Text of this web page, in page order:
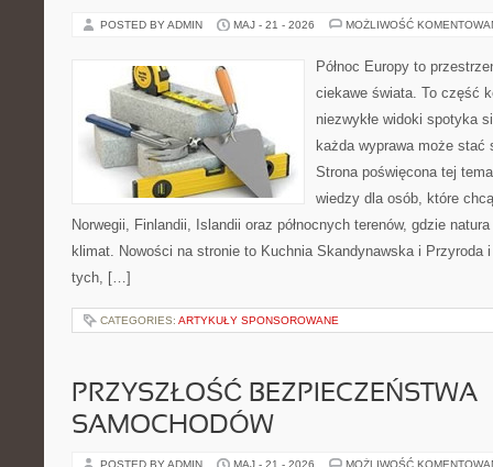
POSTED BY ADMIN MAJ - 21 - 2026 MOŻLIWOŚĆ
Północ Europy to
ciekawe świata. To część
niezwykłe widoki spotyka
każda wyprawa może stać
Strona poświęcona tej
wiedzy dla osób, które
Norwegii, Finlandii, Islandii oraz północnych terenów, gdzie
klimat. Nowości na stronie to Kuchnia Skandynawska i Przyroda
tych, […]
CATEGORIES: ARTYKUŁY SPONSOROWANE
PRZYSZŁOŚĆ BEZPIECZEŃSTWA
SAMOCHODÓW
POSTED BY ADMIN MAJ - 21 - 2026 MOŻLIWOŚĆ